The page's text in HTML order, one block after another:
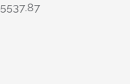
5537.87